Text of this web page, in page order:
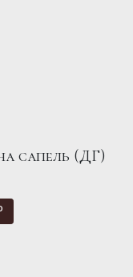
сапель (ДГ)